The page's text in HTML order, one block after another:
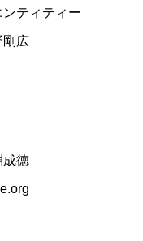
ティティー
広
徳